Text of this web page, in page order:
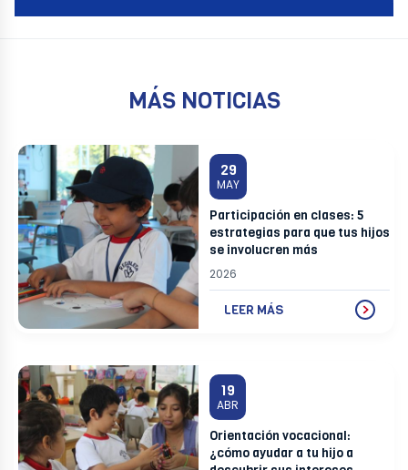
MÁS NOTICIAS
29
MAY
Participación en clases: 5
estrategias para que tus hijos
se involucren más
2026
LEER MÁS
19
ABR
Orientación vocacional:
¿cómo ayudar a tu hijo a